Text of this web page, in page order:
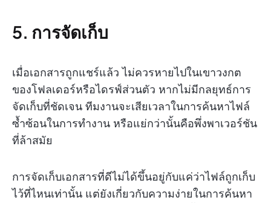
5. การจัดเก็บ
เมื่อเอกสารถูกแชร์แล้ว ไม่ควรหายไปในเขาวงกต
ของโฟลเดอร์หรือไดรฟ์ส่วนตัว หากไม่มีกลยุทธ์การ
จัดเก็บที่ชัดเจน ทีมงานจะเสียเวลาในการค้นหาไฟล์
ซ้ำซ้อนในการทำงาน หรือแย่กว่านั้นคือพึ่งพาเวอร์ชัน
ที่ล้าสมัย
การจัดเก็บเอกสารที่ดีไม่ได้ขึ้นอยู่กับแค่ว่าไฟล์ถูกเก็บ
ไว้ที่ไหนเท่านั้น แต่ยังเกี่ยวกับความง่ายในการค้นหา